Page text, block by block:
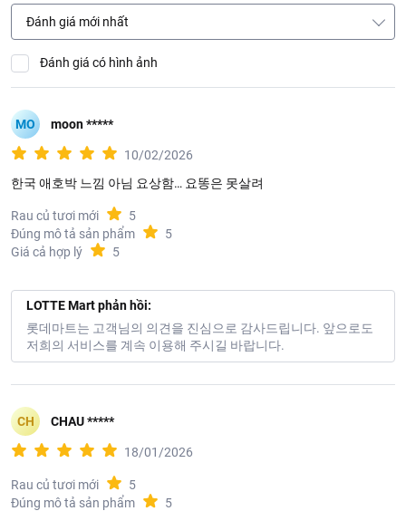
Đánh giá mới nhất
Đánh giá có hình ảnh
MO moon *****
10/02/2026
한국 애호박 느낌 아님 요상함… 요똥은 못살려
Rau củ tươi mới
5
Đúng mô tả sản phẩm
5
Giá cả hợp lý
5
LOTTE Mart phản hồi:
롯데마트는 고객님의 의견을 진심으로 감사드립니다. 앞으로도
저희의 서비스를 계속 이용해 주시길 바랍니다.
CH CHAU *****
18/01/2026
Rau củ tươi mới
5
Đúng mô tả sản phẩm
5